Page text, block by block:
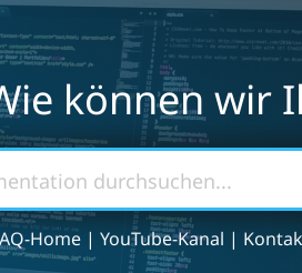
können wir
Home | YouTube-Kanal |